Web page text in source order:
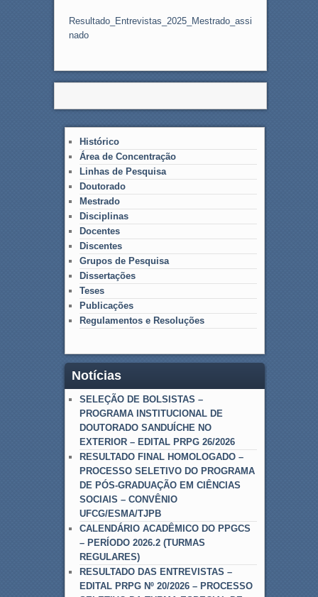
Resultado_Entrevistas_2025_Mestrado_assi
nado
Histórico
Área de Concentração
Linhas de Pesquisa
Doutorado
Mestrado
Disciplinas
Docentes
Discentes
Grupos de Pesquisa
Dissertações
Teses
Publicações
Regulamentos e Resoluções
Notícias
SELEÇÃO DE BOLSISTAS –
PROGRAMA INSTITUCIONAL DE
DOUTORADO SANDUÍCHE NO
EXTERIOR – EDITAL PRPG 26/2026
RESULTADO FINAL HOMOLOGADO –
PROCESSO SELETIVO DO PROGRAMA
DE PÓS-GRADUAÇÃO EM CIÊNCIAS
SOCIAIS – CONVÊNIO
UFCG/ESMA/TJPB
CALENDÁRIO ACADÊMICO DO PPGCS
– PERÍODO 2026.2 (TURMAS
REGULARES)
RESULTADO DAS ENTREVISTAS –
EDITAL PRPG Nº 20/2026 – PROCESSO